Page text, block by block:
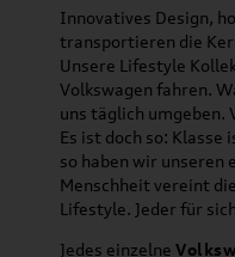
Innovatives Design,
transportieren die
Unsere Lifestyle
Volkswagen fahren.
uns täglich umgeben.
Es ist doch so:
so haben wir
Menschheit vereint
Lifestyle. Jeder für
Jedes einzelne